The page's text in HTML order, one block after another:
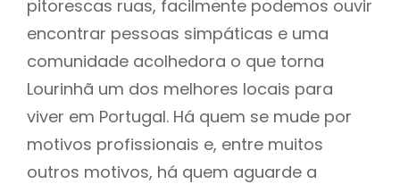
pitorescas ruas, facilmente podemos ouvir
encontrar pessoas simpáticas e uma
comunidade acolhedora o que torna
Lourinhã um dos melhores locais para
viver em Portugal. Há quem se mude por
motivos profissionais e, entre muitos
outros motivos, há quem aguarde a